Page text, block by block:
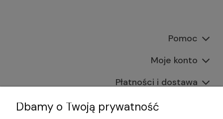
Pomoc
Moje konto
Płatności i dostawa
Informacje
Dbamy o Twoją prywatność